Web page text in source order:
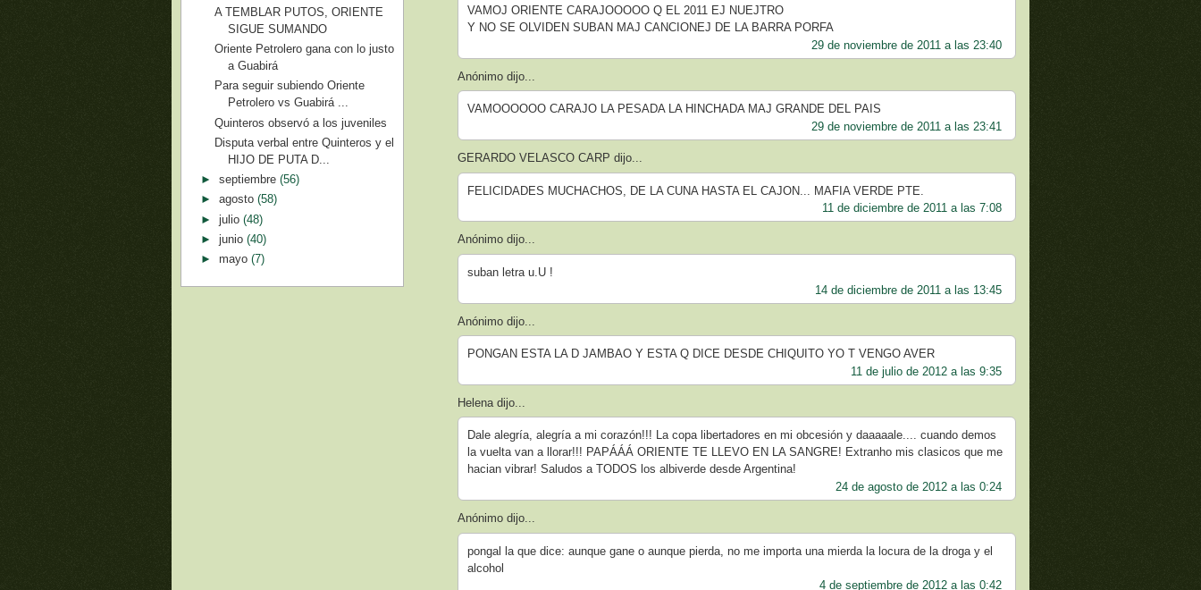
VAMOJ ORIENTE CARAJOOOOO Q EL 2011 EJ NUEJTRO
Y NO SE OLVIDEN SUBAN MAJ CANCIONEJ DE LA BARRA PORFA
29 de noviembre de 2011 a las 23:40
Anónimo dijo...
VAMOOOOOO CARAJO LA PESADA LA HINCHADA MAJ GRANDE DEL PAIS
29 de noviembre de 2011 a las 23:41
GERARDO VELASCO CARP dijo...
FELICIDADES MUCHACHOS, DE LA CUNA HASTA EL CAJON... MAFIA VERDE PTE.
11 de diciembre de 2011 a las 7:08
Anónimo dijo...
suban letra u.U !
14 de diciembre de 2011 a las 13:45
Anónimo dijo...
PONGAN ESTA LA D JAMBAO Y ESTA Q DICE DESDE CHIQUITO YO T VENGO AVER
11 de julio de 2012 a las 9:35
Helena dijo...
Dale alegría, alegría a mi corazón!!! La copa libertadores en mi obcesión y daaaaale.... cuando demos
la vuelta van a llorar!!! PAPÁÁÁ ORIENTE TE LLEVO EN LA SANGRE! Extranho mis clasicos que me
hacian vibrar! Saludos a TODOS los albiverde desde Argentina!
24 de agosto de 2012 a las 0:24
Anónimo dijo...
pongal la que dice: aunque gane o aunque pierda, no me importa una mierda la locura de la droga y el
alcohol
4 de septiembre de 2012 a las 0:42
A TEMBLAR PUTOS, ORIENTE
SIGUE SUMANDO
Oriente Petrolero gana con lo justo
a Guabirá
Para seguir subiendo Oriente
Petrolero vs Guabirá ...
Quinteros observó a los juveniles
Disputa verbal entre Quinteros y el
HIJO DE PUTA D...
► septiembre (56)
► agosto (58)
► julio (48)
► junio (40)
► mayo (7)